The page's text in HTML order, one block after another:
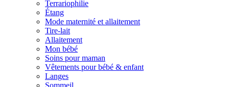
Terrariophilie
Étang
Mode maternité et allaitement
Tire-lait
Allaitement
Mon bébé
Soins pour maman
Vêtements pour bébé & enfant
Langes
Sommeil